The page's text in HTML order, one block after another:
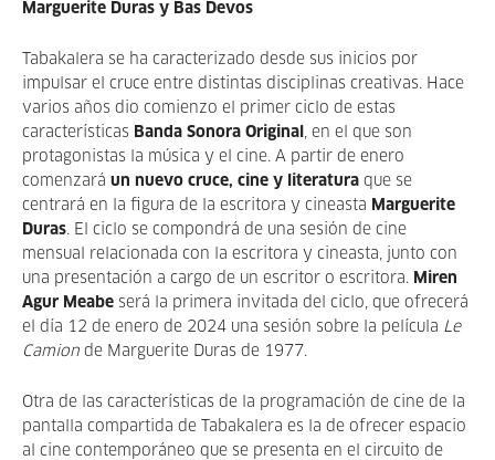
Marguerite Duras y Bas Devos
Tabakalera se ha caracterizado desde sus inicios por
impulsar el cruce entre distintas disciplinas creativas. Hace
varios años dio comienzo el primer ciclo de estas
características Banda Sonora Original , en el que son
protagonistas la música y el cine. A partir de enero
comenzará un nuevo cruce, cine y literatura que se
centrará en la figura de la escritora y cineasta Marguerite
Duras. El ciclo se compondrá de una sesión de cine
mensual relacionada con la escritora y cineasta, junto con
una presentación a cargo de un escritor o escritora. Miren
Agur Meabe será la primera invitada del ciclo, que ofrecerá
el día 12 de enero de 2024 una sesión sobre la película Le
Camion de Marguerite Duras de 1977.
Otra de las características de la programación de cine de la
pantalla compartida de Tabakalera es la de ofrecer espacio
al cine contemporáneo que se presenta en el circuito de